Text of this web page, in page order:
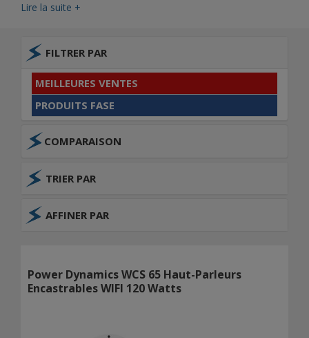
Lire la suite +
FILTRER PAR
MEILLEURES VENTES
PRODUITS FASE
COMPARAISON
TRIER PAR
AFFINER PAR
Power Dynamics WCS 65 Haut-Parleurs
Encastrables WIFI 120 Watts